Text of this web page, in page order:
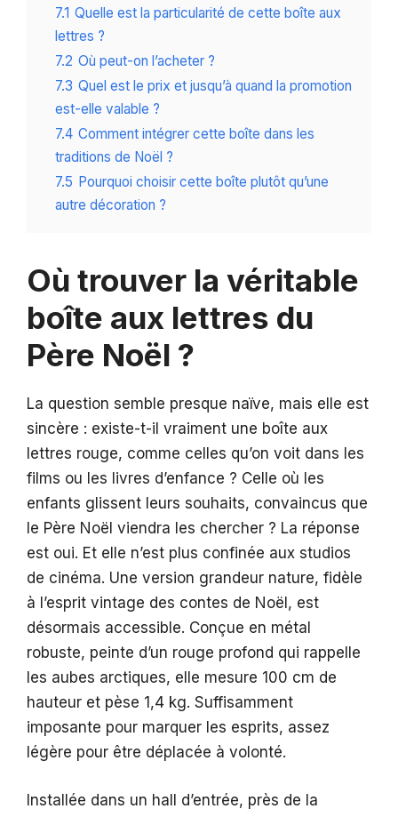
7.1 Quelle est la particularité de cette boîte aux
lettres ?
7.2 Où peut-on l’acheter ?
7.3 Quel est le prix et jusqu’à quand la promotion
est-elle valable ?
7.4 Comment intégrer cette boîte dans les
traditions de Noël ?
7.5 Pourquoi choisir cette boîte plutôt qu’une
autre décoration ?
Où trouver la véritable
boîte aux lettres du
Père Noël ?
La question semble presque naïve, mais elle est
sincère : existe-t-il vraiment une boîte aux
lettres rouge, comme celles qu’on voit dans les
films ou les livres d’enfance ? Celle où les
enfants glissent leurs souhaits, convaincus que
le Père Noël viendra les chercher ? La réponse
est oui. Et elle n’est plus confinée aux studios
de cinéma. Une version grandeur nature, fidèle
à l’esprit vintage des contes de Noël, est
désormais accessible. Conçue en métal
robuste, peinte d’un rouge profond qui rappelle
les aubes arctiques, elle mesure 100 cm de
hauteur et pèse 1,4 kg. Suffisamment
imposante pour marquer les esprits, assez
légère pour être déplacée à volonté.
Installée dans un hall d’entrée, près de la